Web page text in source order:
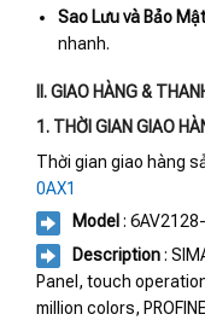
Sao Lưu và Bảo
nhanh.
II. GIAO HÀNG &
1. THỜI GIAN GIAO
Thời gian giao hàng
0AX1
Model :
Description:
Panel, touch
million colors,